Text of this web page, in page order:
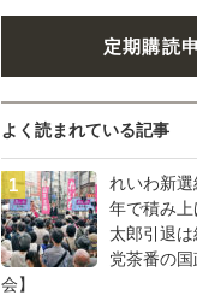
定期購読
よく読まれている記事
れいわ新
年で積み
太郎引退
党茶番の
会】